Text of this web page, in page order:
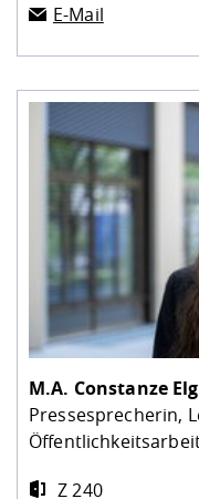
E-Mail
M.A. Constanze
Pressesprecherin,
Z 240